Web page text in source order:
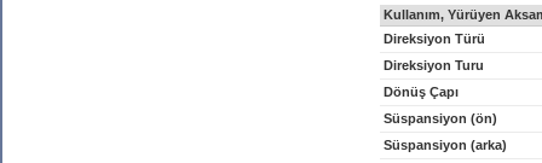
Kullanım, Yürüyen
Direksiyon Türü
Direksiyon Turu
Dönüş Çapı
Süspansiyon (ön)
Süspansiyon (arka)